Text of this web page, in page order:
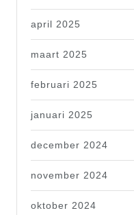
april 2025
maart 2025
februari 2025
januari 2025
december 2024
november 2024
oktober 2024